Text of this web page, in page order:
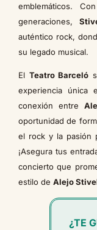
emblemáticos.
generaciones,
auténtico rock,
su legado musical.
El Teatro Barceló
experiencia única
conexión entre
oportunidad de
el rock y la pasión
¡Asegura tus
concierto que
estilo de Alejo
¿TE